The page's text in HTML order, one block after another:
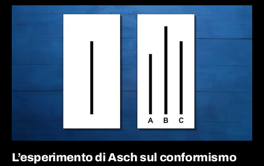
L’esperimento di Asch sul conformismo